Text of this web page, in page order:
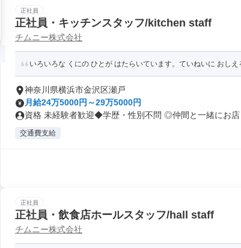
正社員
正社員・キッチンスタッフ/kitchen staff
チムニー株式会社
いろいろな くにの ひとが はたらいています。ていねいに おしえ
神奈川県横浜市金沢区瀬戸
月給24万5000円～29万5000円
資格 未経験者歓迎◆学歴・性別不問 ◎仲間と一緒にお店
交通費支給
正社員
正社員・飲食店ホールスタッフ/hall staff
チムニー株式会社